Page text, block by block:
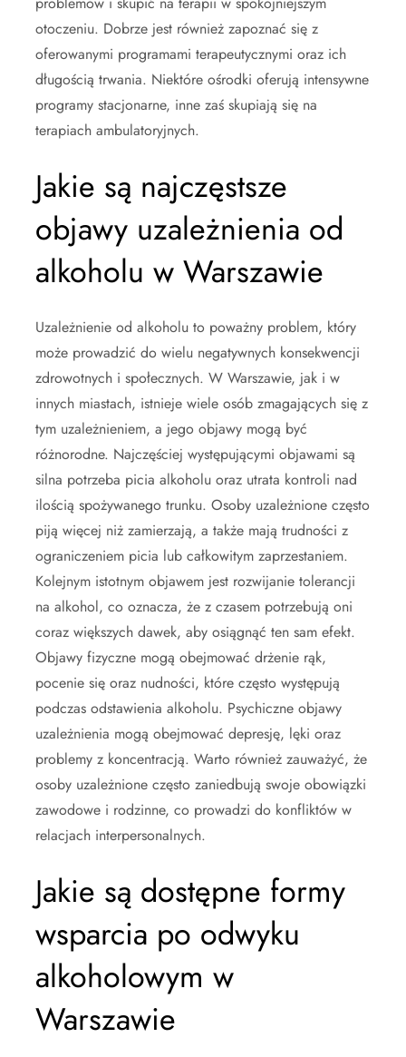
otoczeniu. Dobrze jest również zapoznać się z
oferowanymi programami terapeutycznymi oraz ich
długością trwania. Niektóre ośrodki oferują intensywne
programy stacjonarne, inne zaś skupiają się na
terapiach ambulatoryjnych.
Jakie są najczęstsze
objawy uzależnienia od
alkoholu w Warszawie
Uzależnienie od alkoholu to poważny problem, który
może prowadzić do wielu negatywnych konsekwencji
zdrowotnych i społecznych. W Warszawie, jak i w
innych miastach, istnieje wiele osób zmagających się z
tym uzależnieniem, a jego objawy mogą być
różnorodne. Najczęściej występującymi objawami są
silna potrzeba picia alkoholu oraz utrata kontroli nad
ilością spożywanego trunku. Osoby uzależnione często
piją więcej niż zamierzają, a także mają trudności z
ograniczeniem picia lub całkowitym zaprzestaniem.
Kolejnym istotnym objawem jest rozwijanie tolerancji
na alkohol, co oznacza, że z czasem potrzebują oni
coraz większych dawek, aby osiągnąć ten sam efekt.
Objawy fizyczne mogą obejmować drżenie rąk,
pocenie się oraz nudności, które często występują
podczas odstawienia alkoholu. Psychiczne objawy
uzależnienia mogą obejmować depresję, lęki oraz
problemy z koncentracją. Warto również zauważyć, że
osoby uzależnione często zaniedbują swoje obowiązki
zawodowe i rodzinne, co prowadzi do konfliktów w
relacjach interpersonalnych.
Jakie są dostępne formy
wsparcia po odwyku
alkoholowym w
Warszawie